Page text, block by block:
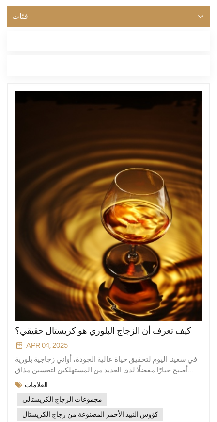
فئات
كيف تعرف أن الزجاج البلوري هو كريستال حقيقي؟
APR 04, 2025
في سعينا اليوم لتحقيق حياة عالية الجودة، أواني زجاجية بلورية
أصبح خيارًا مفضلًا لدى العديد من المستهلكين لتحسين مذاق
حياتهم بلمعانه المشرق وملمسه الرائع. ومن بينهم، مجموعات
الزجاج الكريستالي و كؤوس النبيذ الأحمر المصنوعة من زجاج
الكريستال تحظى بشعبية خاصة. سواءً للمشروبات اليومية أو
لاستقبال الضيوف، تُضفي لمسةً من الأناقة على طاولة الطعام.
العلامات :
مجموعات الزجاج الكريستالي
كؤوس النبيذ الأحمر المصنوعة من زجاج الكريستال